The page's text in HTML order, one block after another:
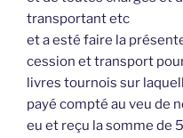
transportant etc
et a esté faire la
cession et transport
livres tournois sur
payé compté au veu de
eu et reçu la somme de